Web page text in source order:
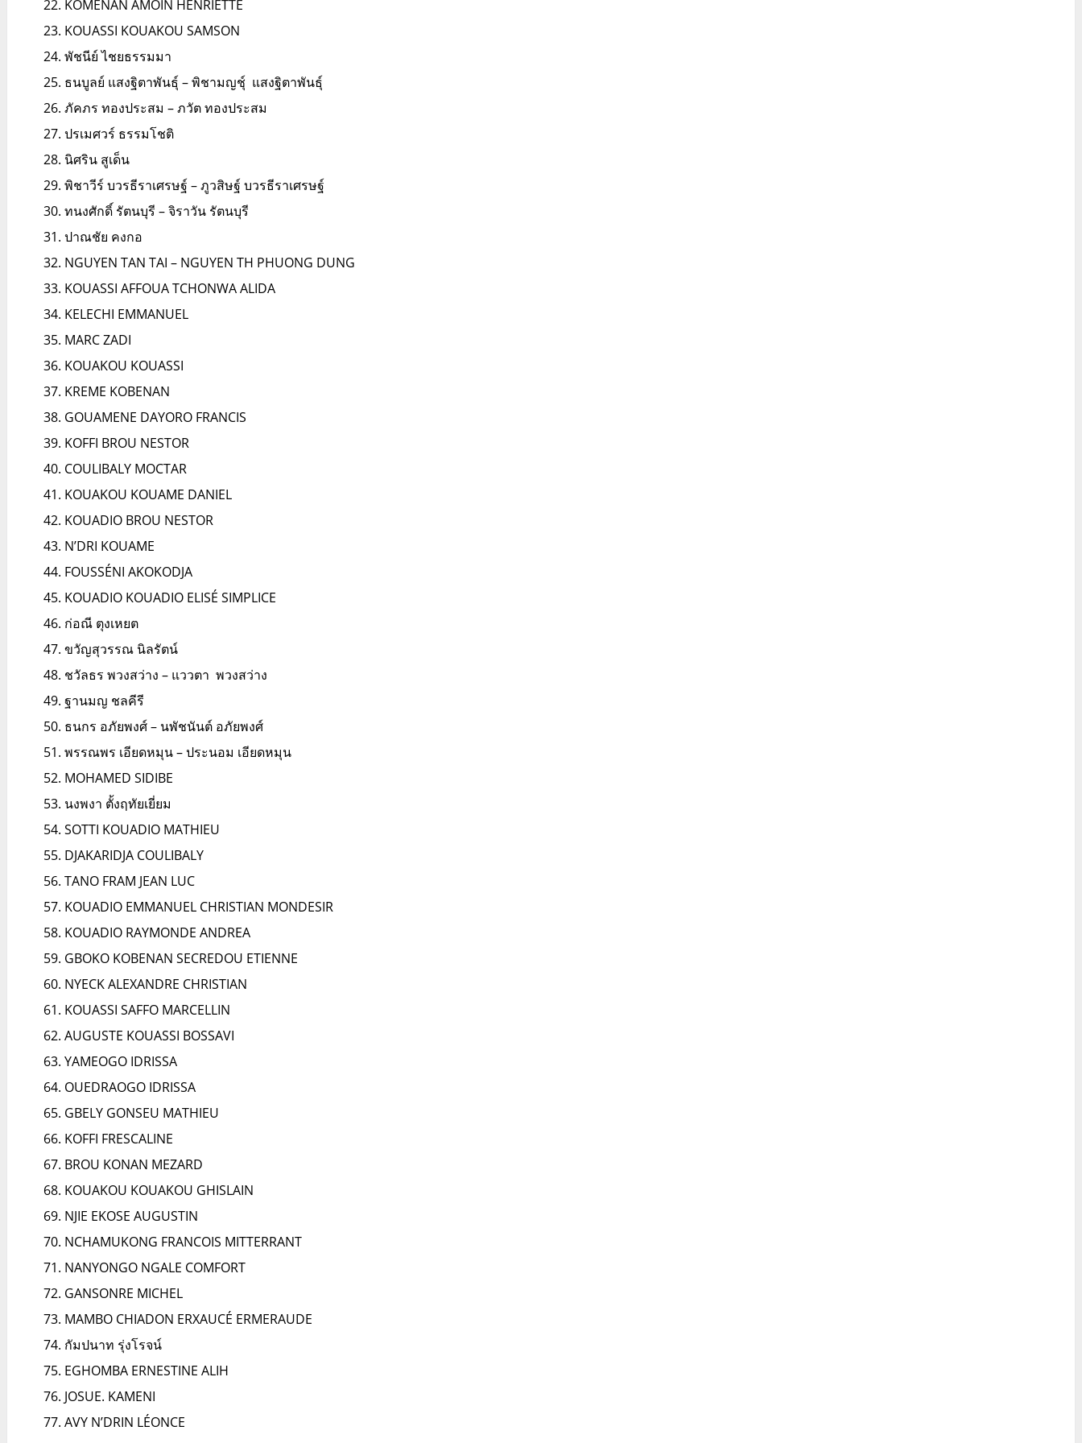
KOMENAN AMOIN HENRIETTE
KOUASSI KOUAKOU SAMSON
พัชนีย์ ไชยธรรมมา
ธนบูลย์ แสงฐิตาพันธุ์ – พิชามญชุ์ แสงฐิตาพันธุ์
ภัคภร ทองประสม – ภวัต ทองประสม
ปรเมศวร์ ธรรมโชติ
นิศริน สูเด็น
พิชาวีร์ บวรธีราเศรษฐ์ – ภูวสิษฐ์ บวรธีราเศรษฐ์
ทนงศักดิ์ รัตนบุรี – จิราวัน รัตนบุรี
ปาณชัย คงกอ
NGUYEN TAN TAI – NGUYEN TH PHUONG DUNG
KOUASSI AFFOUA TCHONWA ALIDA
KELECHI EMMANUEL
MARC ZADI
KOUAKOU KOUASSI
KREME KOBENAN
GOUAMENE DAYORO FRANCIS
KOFFI BROU NESTOR
COULIBALY MOCTAR
KOUAKOU KOUAME DANIEL
KOUADIO BROU NESTOR
N’DRI KOUAME
FOUSSÉNI AKOKODJA
KOUADIO KOUADIO ELISÉ SIMPLICE
ก่อณี ตุงเหยต
ขวัญสุวรรณ นิลรัตน์
ชวัลธร พวงสว่าง – แววตา พวงสว่าง
ฐานมญ ชลคีรี
ธนกร อภัยพงศ์ – นพัชนันต์ อภัยพงศ์
พรรณพร เอียดหมุน – ประนอม เอียดหมุน
MOHAMED SIDIBE
นงพงา ตั้งฤทัยเยี่ยม
SOTTI KOUADIO MATHIEU
DJAKARIDJA COULIBALY
TANO FRAM JEAN LUC
KOUADIO EMMANUEL CHRISTIAN MONDESIR
KOUADIO RAYMONDE ANDREA
GBOKO KOBENAN SECREDOU ETIENNE
NYECK ALEXANDRE CHRISTIAN
KOUASSI SAFFO MARCELLIN
AUGUSTE KOUASSI BOSSAVI
YAMEOGO IDRISSA
OUEDRAOGO IDRISSA
GBELY GONSEU MATHIEU
KOFFI FRESCALINE
BROU KONAN MEZARD
KOUAKOU KOUAKOU GHISLAIN
NJIE EKOSE AUGUSTIN
NCHAMUKONG FRANCOIS MITTERRANT
NANYONGO NGALE COMFORT
GANSONRE MICHEL
MAMBO CHIADON ERXAUCÉ ERMERAUDE
กัมปนาท รุ่งโรจน์
EGHOMBA ERNESTINE ALIH
JOSUE. KAMENI
AVY N’DRIN LÉONCE